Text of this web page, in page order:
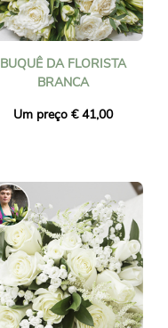
BUQUÊ DA FLORISTA
BRANCA
Um preço € 41,00